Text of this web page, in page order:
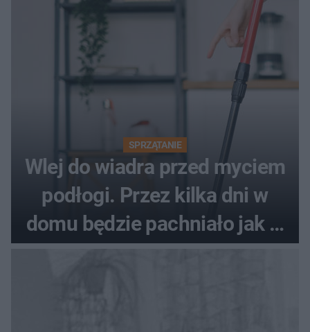
SPRZĄTANIE
Wlej do wiadra przed myciem
podłogi. Przez kilka dni w
domu będzie pachniało jak w